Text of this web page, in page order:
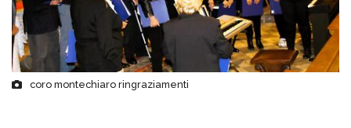
coro montechiaro ringraziamenti